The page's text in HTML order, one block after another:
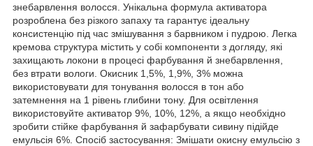
знебарвлення волосся. Унікальна формула активатора
розроблена без різкого запаху та гарантує ідеальну
консистенцію під час змішування з барвником і пудрою. Легка
кремова структура містить у собі компоненти з догляду, які
захищають локони в процесі фарбування й знебарвлення,
без втрати вологи. Окисник 1,5%, 1,9%, 3% можна
використовувати для тонування волосся в тон або
затемнення на 1 рівень глибини тону. Для освітлення
використовуйте активатор 9%, 10%, 12%, а якщо необхідно
зробити стійке фарбування й зафарбувати сивину підійде
емульсія 6%. Спосіб застосування: Змішати окисну емульсію з